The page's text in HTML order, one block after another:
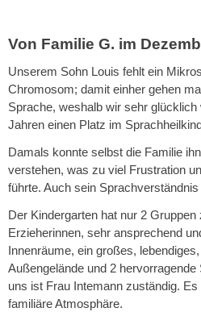
Von Familie G. im
Unserem Sohn Louis fehlt ein
Chromosom; damit einher gehen
Sprache, weshalb wir sehr
Jahren einen Platz im
Damals konnte selbst die Familie
verstehen, was zu viel Frustration
führte. Auch sein
Der Kindergarten hat nur 2
Erzieherinnen, sehr ansprechend
Innenräume, ein großes,
Außengelände und 2
uns ist Frau Intemann zuständig.
familiäre Atmosphäre.